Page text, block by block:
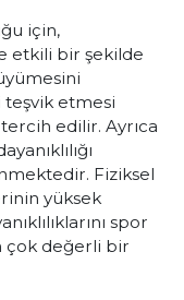
için,
etkili bir şekilde
etmesi
edilir. Ayrıca
Fiziksel
yüksek
spor
çok değerli bir